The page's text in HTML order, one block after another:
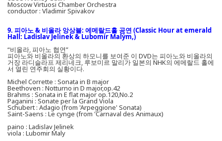
Moscow Virtuosi Chamber Orchestra
conductor : Vladimir Spivakov
9. 피아노 & 비올라 앙상블: 에메랄드홀 공연 (Classic Hour at emerald
Hall: Ladislav Jelinek & Lubomír Malým,)
“비올라, 피아노 협연”
피아노와 비올라의 환상의 하모니를 보여준 이 DVD는 피아노와 비올라의
거장 라디슬라프 제리네크, 루보미르 말리가 일본의 NHK의 에메랄드 홀에
서 열린 연주회의 실황이다.
Michel Corrette : Sonata in B major
Beethoven : Notturno in D major,op.42
Brahms : Sonata in E flat major op.120,No.2
Paganini : Sonate per la Grand Viola
Schubert : Adagio (from 'Arpeggione' Sonata)
Saint-Saens : Le cynge (from 'Carnaval des Animaux)
paino : Ladislav Jelinek
viola : Lubomir Maly